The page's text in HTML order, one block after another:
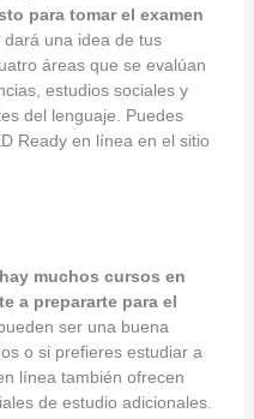
para tomar el examen
una idea de tus
áreas que se evalúan
estudios sociales y
del lenguaje. Puedes
Ready en línea en el sitio
muchos cursos en
a prepararte para el
ser una buena
o si prefieres estudiar a
línea también ofrecen
de estudio adicionales.